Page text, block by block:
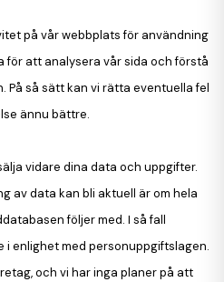
på vår webbplats för användning
för att analysera vår sida och förstå
På så sätt kan vi rätta eventuella fel
ännu bättre.
vidare dina data och uppgifter.
av data kan bli aktuell är om hela
följer med. I så fall
i enlighet med personuppgiftslagen.
och vi har inga planer på att